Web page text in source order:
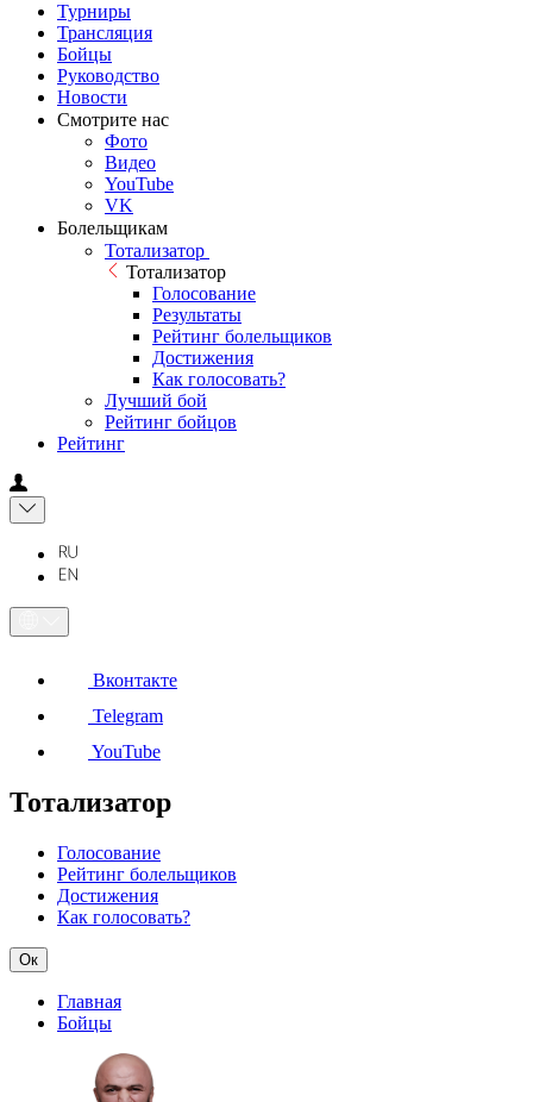
Турниры
Трансляция
Бойцы
Руководство
Новости
Смотрите нас
Фото
Видео
YouTube
VK
Болельщикам
Тотализатор
Тотализатор
Голосование
Результаты
Рейтинг болельщиков
Достижения
Как голосовать?
Лучший бой
Рейтинг бойцов
Рейтинг
Вконтакте
Telegram
YouTube
Тотализатор
Голосование
Рейтинг болельщиков
Достижения
Как голосовать?
Ок
Главная
Бойцы